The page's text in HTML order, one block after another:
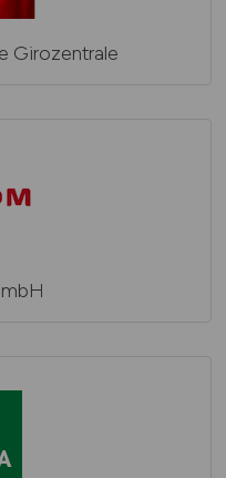
Girozentrale